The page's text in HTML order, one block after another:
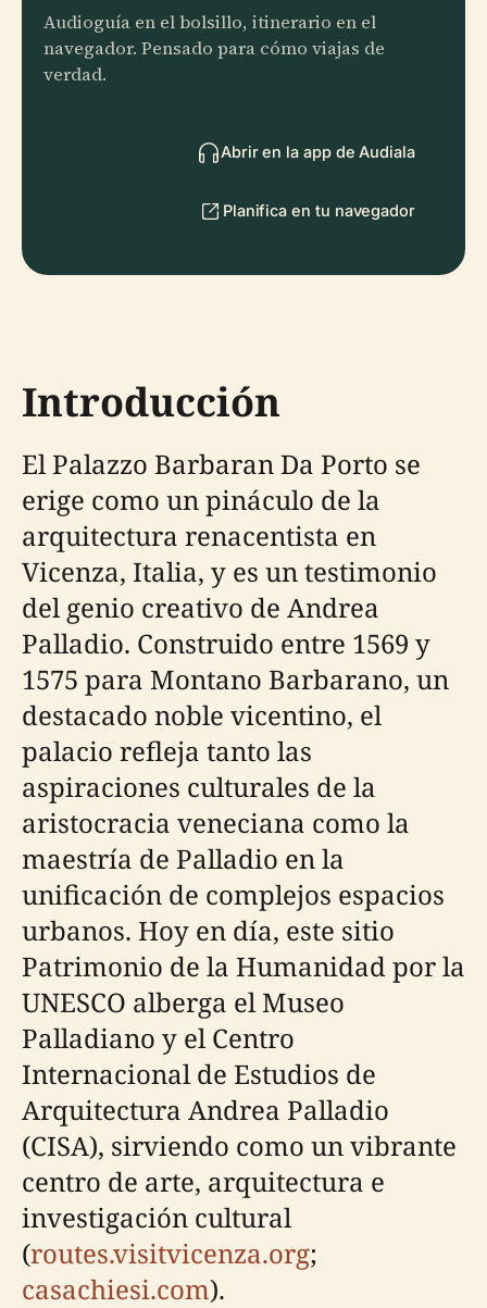
Audioguía en el bolsillo, itinerario en el
navegador. Pensado para cómo viajas de
verdad.
Abrir en la app de Audiala
Planifica en tu navegador
Introducción
El Palazzo Barbaran Da Porto se
erige como un pináculo de la
arquitectura renacentista en
Vicenza, Italia, y es un testimonio
del genio creativo de Andrea
Palladio. Construido entre 1569 y
1575 para Montano Barbarano, un
destacado noble vicentino, el
palacio refleja tanto las
aspiraciones culturales de la
aristocracia veneciana como la
maestría de Palladio en la
unificación de complejos espacios
urbanos. Hoy en día, este sitio
Patrimonio de la Humanidad por la
UNESCO alberga el Museo
Palladiano y el Centro
Internacional de Estudios de
Arquitectura Andrea Palladio
(CISA), sirviendo como un vibrante
centro de arte, arquitectura e
investigación cultural
(routes.visitvicenza.org;
casachiesi.com).